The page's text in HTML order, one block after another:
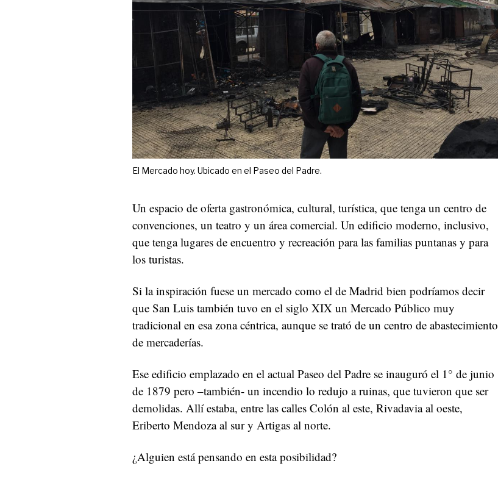
El Mercado hoy. Ubicado en el Paseo del Padre.
Un espacio de oferta gastronómica, cultural, turística, que tenga un centro de
convenciones, un teatro y un área comercial. Un edificio moderno, inclusivo,
que tenga lugares de encuentro y recreación para las familias puntanas y para
los turistas.
Si la inspiración fuese un mercado como el de Madrid bien podríamos decir
que San Luis también tuvo en el siglo XIX un Mercado Público muy
tradicional en esa zona céntrica, aunque se trató de un centro de abastecimiento
de mercaderías.
Ese edificio emplazado en el actual Paseo del Padre se inauguró el 1° de junio
de 1879 pero –también- un incendio lo redujo a ruinas, que tuvieron que ser
demolidas. Allí estaba, entre las calles Colón al este, Rivadavia al oeste,
Eriberto Mendoza al sur y Artigas al norte.
¿Alguien está pensando en esta posibilidad?